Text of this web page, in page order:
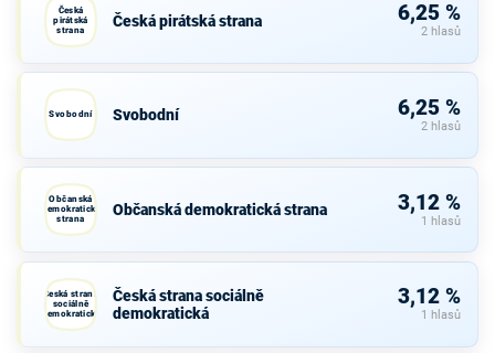
Česká
pirátská
strana
Česká pirátská strana 6,25 %
2 hlasů
Svobodní Svobodní 6,25 %
2 hlasů
Občanská
demokratická
strana
Občanská demokratická strana 3,12 %
1 hlasů
Česká strana
sociálně
demokratická
Česká strana sociálně
demokratická
3,12 %
1 hlasů